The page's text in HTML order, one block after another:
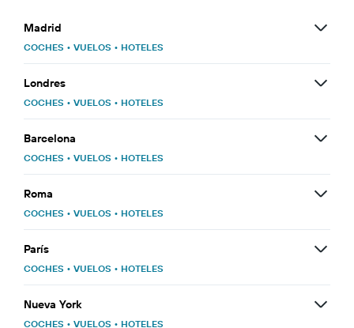
Madrid
COCHES • VUELOS • HOTELES
Londres
COCHES • VUELOS • HOTELES
Barcelona
COCHES • VUELOS • HOTELES
Roma
COCHES • VUELOS • HOTELES
París
COCHES • VUELOS • HOTELES
Nueva York
COCHES • VUELOS • HOTELES